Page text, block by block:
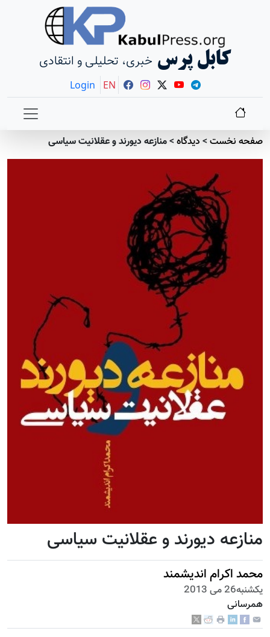
کابل پرس خبری، تحلیلی و انتقادی
Login EN
صفحه نخست> دیدگاه>منازعه دیورند و عقلانیت سیاسی
منازعه دیورند و عقلانیت سیاسی
محمد اکرام اندیشمند
يكشنبه26 می 2013
همرسانی